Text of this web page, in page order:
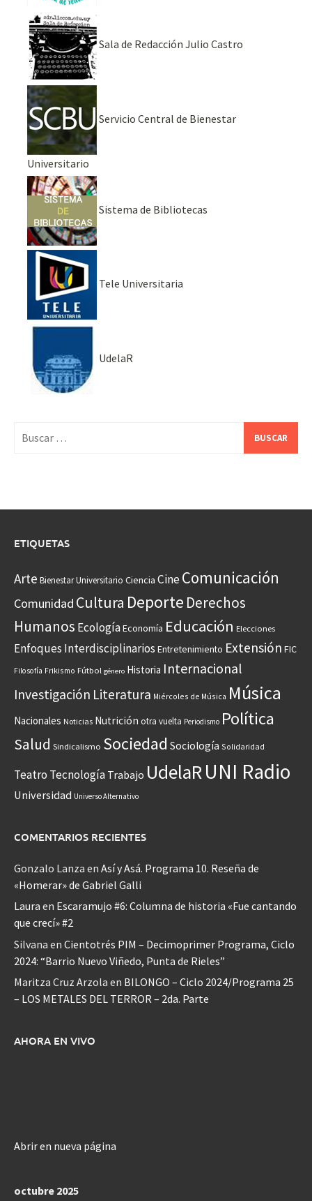
Sala de Redacción Julio Castro
Servicio Central de Bienestar
Universitario
Sistema de Bibliotecas
Tele Universitaria
UdelaR
ETIQUETAS
Arte Bienestar Universitario Ciencia CineComunicación
Comunidad Cultura Deporte Derechos
Humanos EcologíaEconomía Educación Elecciones
Enfoques Interdisciplinarios Entretenimiento Extensión FIC
Filosofía Frikismo Fútbol género Historia Internacional
Investigación Literatura Miércoles de Música Música
Nacionales Noticias Nutrición otra vuelta Periodismo Política
Salud Sindicalismo Sociedad Sociología Solidaridad
Teatro Tecnología Trabajo UdelaRUNI Radio
Universidad Universo Alternativo
COMENTARIOS RECIENTES
Gonzalo Lanza en Así y Asá. Programa 10. Reseña de
«Homerar» de Gabriel Galli
Laura en Escaramujo #6: Columna de historia «Fue cantando
que crecí» #2
Silvana en Cientotrés PIM – Decimoprimer Programa, Ciclo
2024: “Barrio Nuevo Viñedo, Punta de Rieles”
Maritza Cruz Arzola en BILONGO – Ciclo 2024/Programa 25
– LOS METALES DEL TERROR – 2da. Parte
AHORA EN VIVO
Abrir en nueva página
octubre 2025